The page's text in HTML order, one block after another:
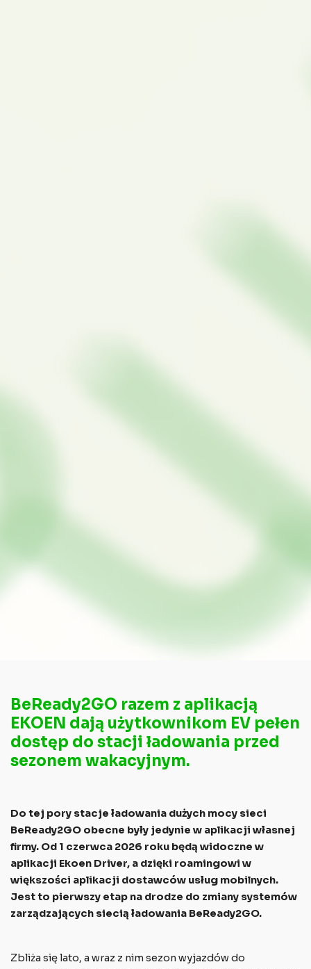
BeReady2GO razem z aplikacją
EKOEN dają użytkownikom EV pełen
dostęp do stacji ładowania przed
sezonem wakacyjnym.
Do tej pory stacje ładowania dużych mocy sieci
BeReady2GO obecne były jedynie w aplikacji własnej
firmy. Od 1 czerwca 2026 roku będą widoczne w
aplikacji Ekoen Driver, a dzięki roamingowi w
większości aplikacji dostawców usług mobilnych.
Jest to pierwszy etap na drodze do zmiany systemów
zarządzających siecią ładowania BeReady2GO.
Zbliża się lato, a wraz z nim sezon wyjazdów do